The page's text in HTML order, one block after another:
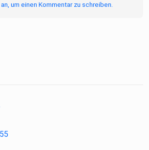
um einen Kommentar zu schreiben.